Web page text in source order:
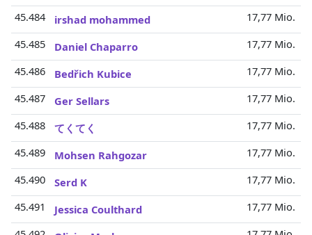
45.484
irshad mohammed
17,77 Mio.
45.485
Daniel Chaparro
17,77 Mio.
45.486
Bedřich Kubice
17,77 Mio.
45.487
Ger Sellars
17,77 Mio.
45.488
てくてく
17,77 Mio.
45.489
Mohsen Rahgozar
17,77 Mio.
45.490
Serd K
17,77 Mio.
45.491
Jessica Coulthard
17,77 Mio.